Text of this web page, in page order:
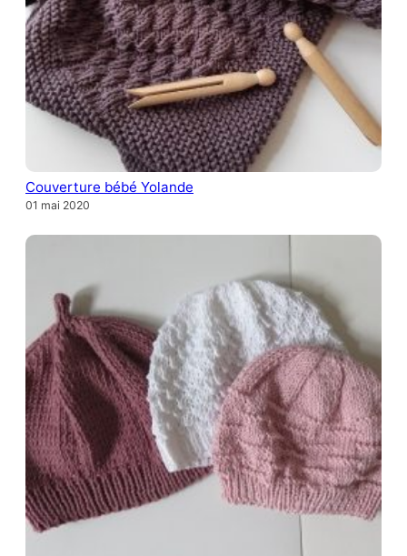
Couverture bébé Yolande
01 mai 2020